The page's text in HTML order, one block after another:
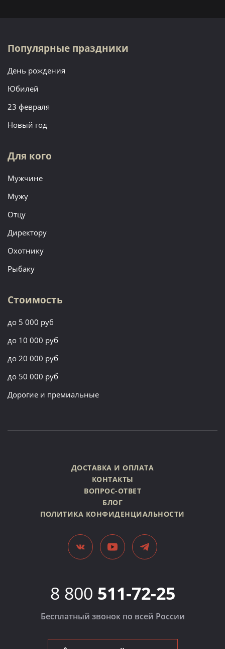
Популярные праздники
День рождения
Юбилей
23 февраля
Новый год
Для кого
Мужчине
Мужу
Отцу
Директору
Охотнику
Рыбаку
Стоимость
до 5 000 руб
до 10 000 руб
до 20 000 руб
до 50 000 руб
Дорогие и премиальные
ДОСТАВКА И ОПЛАТА
КОНТАКТЫ
ВОПРОС-ОТВЕТ
БЛОГ
ПОЛИТИКА КОНФИДЕНЦИАЛЬНОСТИ
8 800 511-72-25
Бесплатный звонок по всей России